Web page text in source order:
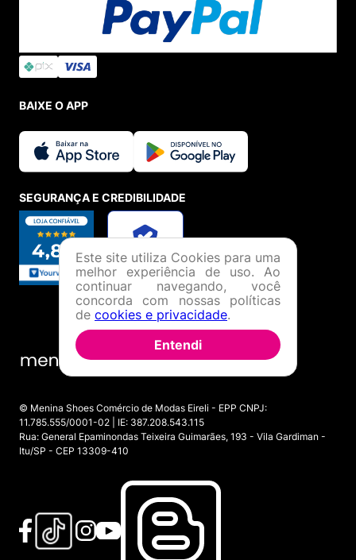
BAIXE O APP
SEGURANÇA E CREDIBILIDADE
© Menina Shoes Comércio de Modas Eireli - EPP CNPJ:
11.785.555/0001-02 | IE: 387.208.543.115
Rua: General Epaminondas Teixeira Guimarães, 193 - Vila Gardiman -
Itu/SP - CEP 13309-410
Este site utiliza Cookies para uma
melhor experiência de uso. Ao
continuar navegando, você
concorda com nossas políticas
de cookies e privacidade.
Entendi